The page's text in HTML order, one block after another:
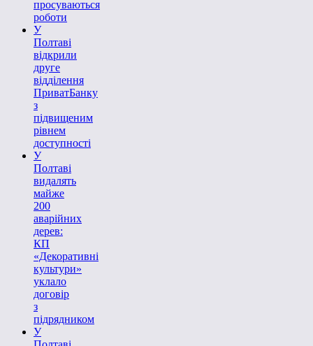
просуваються
роботи
У
Полтаві
відкрили
друге
відділення
ПриватБанку
з
підвищеним
рівнем
доступності
У
Полтаві
видалять
майже
200
аварійних
дерев:
КП
«Декоративні
культури»
уклало
договір
з
підрядником
У